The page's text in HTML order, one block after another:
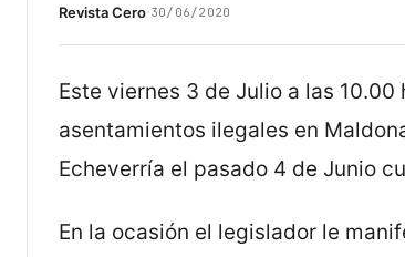
Revista Cero·30/06/2020
Este viernes 3 de Julio a las
asentamientos ilegales en
Echeverría el pasado 4 de Junio
En la ocasión el legislador le